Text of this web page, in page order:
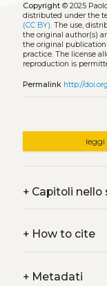
Copyright© 2025
distributed under the
(CC BY). The use,
the original author(s)
the original
practice. The license
reproduction is
Permalink http://
leggi
+Capitoli nello
+How to cite
+Metadati